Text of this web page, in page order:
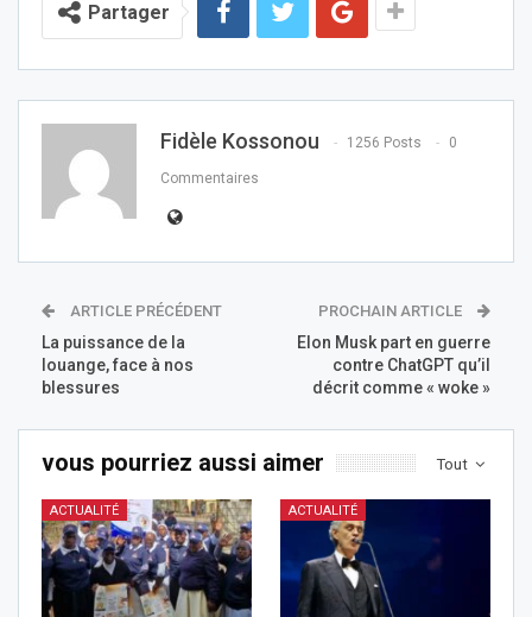
Partager
Fidèle Kossonou 1256 Posts 0
Commentaires
ARTICLE PRÉCÉDENT
La puissance de la
louange, face à nos
blessures
PROCHAIN ARTICLE
Elon Musk part en guerre
contre ChatGPT qu’il
décrit comme « woke »
Tout
vous pourriez aussi aimer
ACTUALITÉ ACTUALITÉ